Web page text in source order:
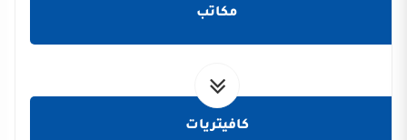
مكاتب
كافيتريات